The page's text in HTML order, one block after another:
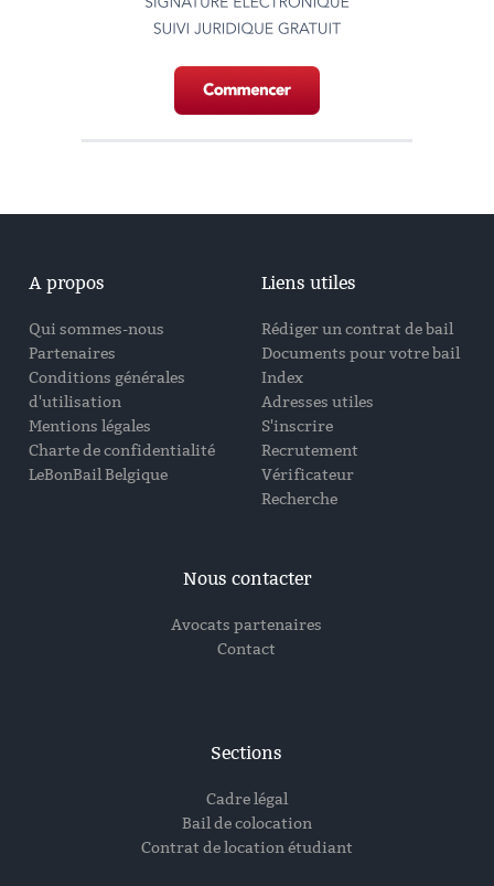
A propos
Qui sommes-nous
Partenaires
Conditions générales
d'utilisation
Mentions légales
Charte de confidentialité
LeBonBail Belgique
Liens utiles
Rédiger un contrat de bail
Documents pour votre bail
Index
Adresses utiles
S'inscrire
Recrutement
Vérificateur
Recherche
Nous contacter
Avocats partenaires
Contact
Sections
Cadre légal
Bail de colocation
Contrat de location étudiant